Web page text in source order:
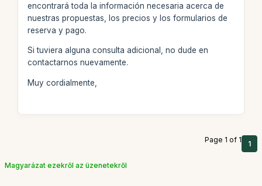
encontrará toda la información necesaria acerca de
nuestras propuestas, los precios y los formularios de
reserva y pago.
Si tuviera alguna consulta adicional, no dude en
contactarnos nuevamente.
Muy cordialmente,
Page 1 of 1 1
Magyarázat ezekről az üzenetekről